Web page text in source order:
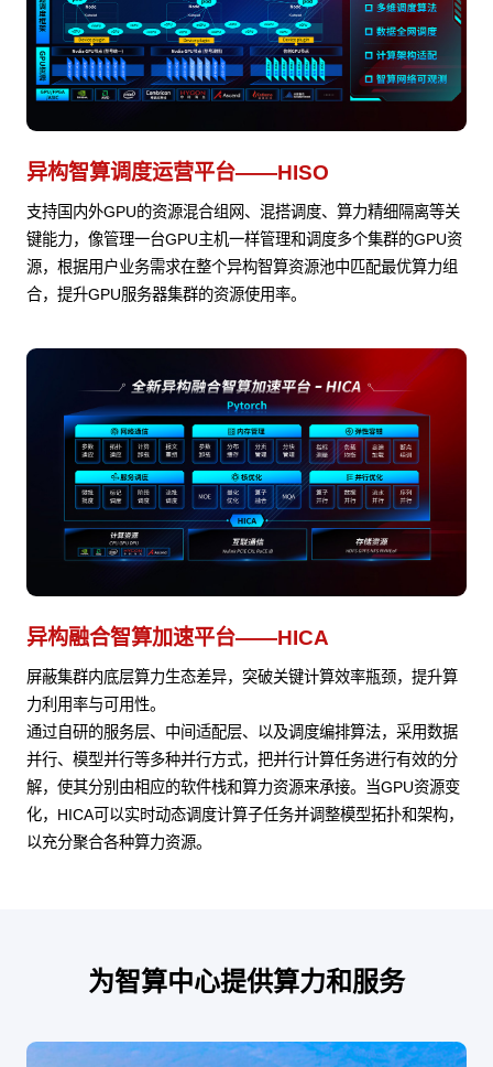
异构智算调度运营平台——HISO
支持国内外GPU的资源混合组网、混搭调度、算力精细隔离等关
键能力，像管理一台GPU主机一样管理和调度多个集群的GPU资
源，根据用户业务需求在整个异构智算资源池中匹配最优算力组
合，提升GPU服务器集群的资源使用率。
异构融合智算加速平台——HICA
屏蔽集群内底层算力生态差异，突破关键计算效率瓶颈，提升算
力利用率与可用性。
通过自研的服务层、中间适配层、以及调度编排算法，采用数据
并行、模型并行等多种并行方式，把并行计算任务进行有效的分
解，使其分别由相应的软件栈和算力资源来承接。当GPU资源变
化，HICA可以实时动态调度计算子任务并调整模型拓扑和架构，
以充分聚合各种算力资源。
为智算中心提供算力和服务